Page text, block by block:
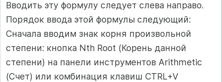
Вводить эту формулу следует слева направо.
Порядок ввода этой формулы следующий:
Сначала вводим знак корня произвольной
степени: кнопка Nth Root (Корень данной
степени) на панели инструментов Arithmetic
(Счет) или комбинация клавиш CTRL+V